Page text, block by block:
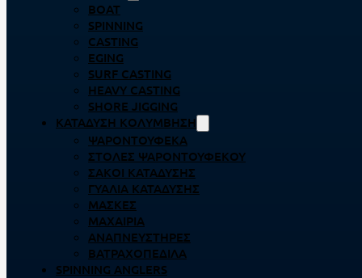
BOAT
SPINNING
CASTING
EGING
SURF CASTING
HEAVY CASTING
SHORE JIGGING
ΚΑΤΆΔΥΣΗ ΚΟΛΎΜΒΗΣΗ
ΨΑΡΟΝΤΟΎΦΕΚΑ
ΣΤΟΛΈΣ ΨΑΡΟΝΤΟΎΦΕΚΟΥ
ΣΆΚΟΙ ΚΑΤΆΔΥΣΗΣ
ΓΥΑΛΙΆ ΚΑΤΆΔΥΣΗΣ
ΜΆΣΚΕΣ
ΜΑΧΑΊΡΙΑ
ΑΝΑΠΝΕΥΣΤΉΡΕΣ
ΒΑΤΡΑΧΟΠΈΔΙΛΑ
SPINNING ANGLERS